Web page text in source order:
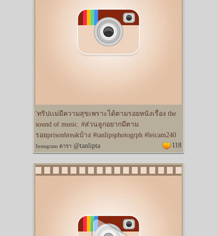
'ทริปเเม่มีความสุขเพราะได้ตามรอยหนังเรื่อง the
sound of music. #ส่วนลูกอยากมีตาม
รอยprisonbreakบ้าง #tanlipsphotogrph #leicam240
Instagram ดารา @tanlipta 118